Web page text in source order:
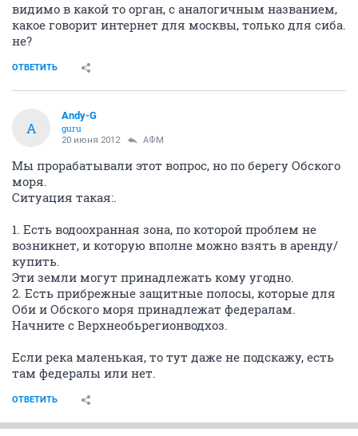
видимо в какой то орган, с аналогичным названием,
какое говорит интернет для москвы, только для сиба.
не?
ОТВЕТИТЬ
A
Andy-G
guru
20 июня 2012 АФМ
Мы прорабатывали этот вопрос, но по берегу Обского
моря.
Ситуация такая:.
1. Есть водоохранная зона, по которой проблем не
возникнет, и которую вполне можно взять в аренду/
купить.
Эти земли могут принадлежать кому угодно.
2. Есть прибрежные защитные полосы, которые для
Оби и Обского моря принадлежат федералам.
Начните с Верхнеобьрегионводхоз.
Если река маленькая, то тут даже не подскажу, есть
там федералы или нет.
ОТВЕТИТЬ